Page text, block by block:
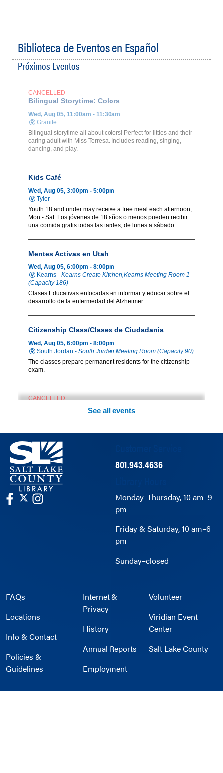
Biblioteca de Eventos en Español
Próximos Eventos
801.943.4636
Monday–Thursday, 10 am–9
pm
Friday & Saturday, 10 am–6
pm
Sunday–closed
FAQs
Locations
Info & Contact
Policies &
Guidelines
Internet &
Privacy
History
Annual Reports
Employment
Volunteer
Viridian Event
Center
Salt Lake County